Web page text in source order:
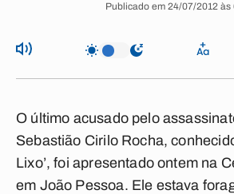
Publicado em 24/07/2012 às
O último acusado pelo
Sebastião Cirilo Rocha,
Lixo’, foi apresentado ontem na
em João Pessoa. Ele estava